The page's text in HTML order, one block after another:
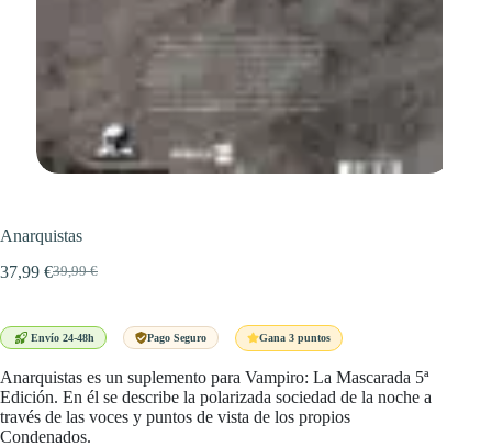
Anarquistas
39,99€
El
era:
37,99 €El
es:
Envío 24-48h Pago Seguro Gana 3 puntos
Anarquistas es un suplemento para Vampiro: La Mascarada 5ª
Edición. En él se describe la polarizada sociedad de la noche a
través de las voces y puntos de vista de los propios
Condenados.